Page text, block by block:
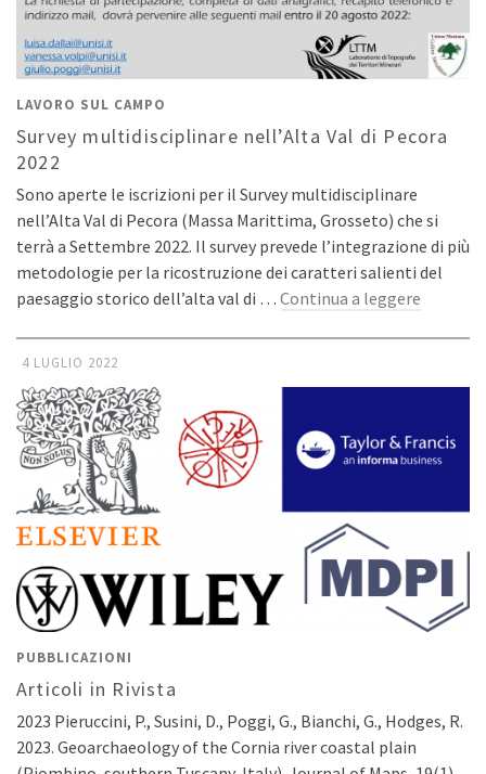
LAVORO SUL CAMPO
Survey multidisciplinare nell’Alta Val di Pecora
2022
Sono aperte le iscrizioni per il Survey multidisciplinare
nell’Alta Val di Pecora (Massa Marittima, Grosseto) che si
terrà a Settembre 2022. Il survey prevede l’integrazione di più
metodologie per la ricostruzione dei caratteri salienti del
paesaggio storico dell’alta val di … Continua a leggere
4 LUGLIO 2022
PUBBLICAZIONI
Articoli in Rivista
2023 Pieruccini, P., Susini, D., Poggi, G., Bianchi, G., Hodges, R.
2023. Geoarchaeology of the Cornia river coastal plain